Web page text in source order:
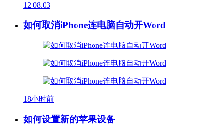
12 08.03
如何取消iPhone连电脑自动开Word
18小时前
如何设置新的苹果设备